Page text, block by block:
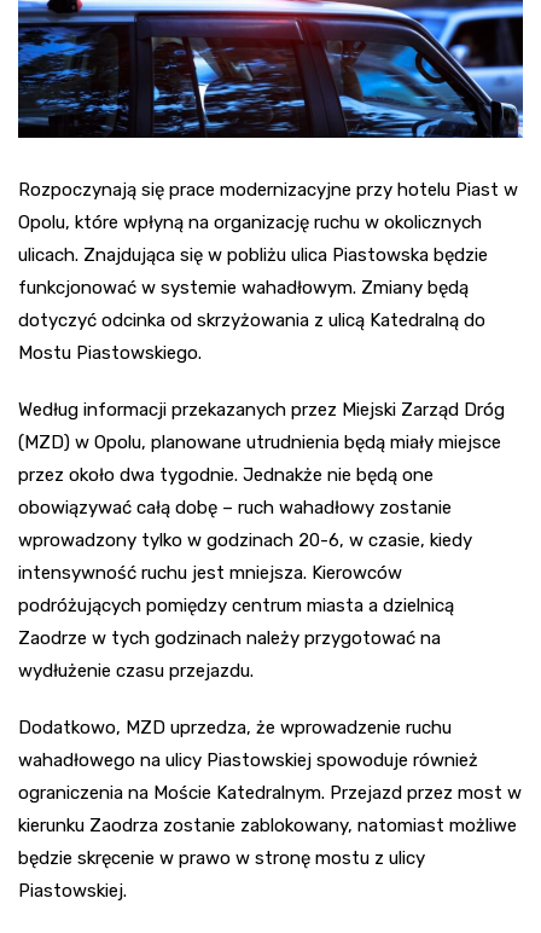
Rozpoczynają się prace modernizacyjne przy hotelu Piast w
Opolu, które wpłyną na organizację ruchu w okolicznych
ulicach. Znajdująca się w pobliżu ulica Piastowska będzie
funkcjonować w systemie wahadłowym. Zmiany będą
dotyczyć odcinka od skrzyżowania z ulicą Katedralną do
Mostu Piastowskiego.
Według informacji przekazanych przez Miejski Zarząd Dróg
(MZD) w Opolu, planowane utrudnienia będą miały miejsce
przez około dwa tygodnie. Jednakże nie będą one
obowiązywać całą dobę – ruch wahadłowy zostanie
wprowadzony tylko w godzinach 20-6, w czasie, kiedy
intensywność ruchu jest mniejsza. Kierowców
podróżujących pomiędzy centrum miasta a dzielnicą
Zaodrze w tych godzinach należy przygotować na
wydłużenie czasu przejazdu.
Dodatkowo, MZD uprzedza, że wprowadzenie ruchu
wahadłowego na ulicy Piastowskiej spowoduje również
ograniczenia na Moście Katedralnym. Przejazd przez most w
kierunku Zaodrza zostanie zablokowany, natomiast możliwe
będzie skręcenie w prawo w stronę mostu z ulicy
Piastowskiej.